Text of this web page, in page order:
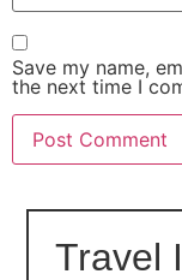
Save my name,
the next time I
Travel